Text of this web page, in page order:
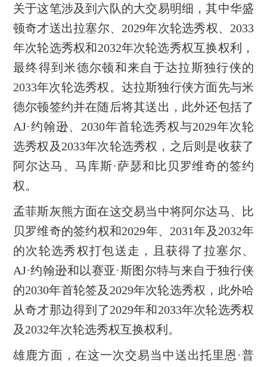
关于这笔涉及到六队的大交易明细，其中华盛
顿奇才送出拉塞尔、2029年次轮选秀权、2033
年次轮选秀权和2032年次轮选秀权互换权利，
最终得到米德尔顿和来自于达拉斯独行侠的
2033年次轮选秀权。达拉斯独行侠方面先与米
德尔顿签约并在随后将其送出，此外还包括了
AJ·约翰逊、2030年首轮选秀权与2029年次轮
选秀权及2033年次轮选秀权，之后则是收获了
阿尔达马、马库斯·萨瑟和比贝罗维奇的签约
权。
孟菲斯灰熊方面在这交易当中将阿尔达马、比
贝罗维奇的签约权和2029年、2031年及2032年
的次轮选秀权打包送走，且获得了拉塞尔、
AJ·约翰逊和以赛亚·斯图尔特与来自于独行侠
的2030年首轮签及2029年次轮选秀权，此外哈
从奇才那边得到了2029年和2033年次轮选秀权
及2032年次轮选秀权互换权利。
雄鹿方面，在这一次交易当中送出托里恩·普